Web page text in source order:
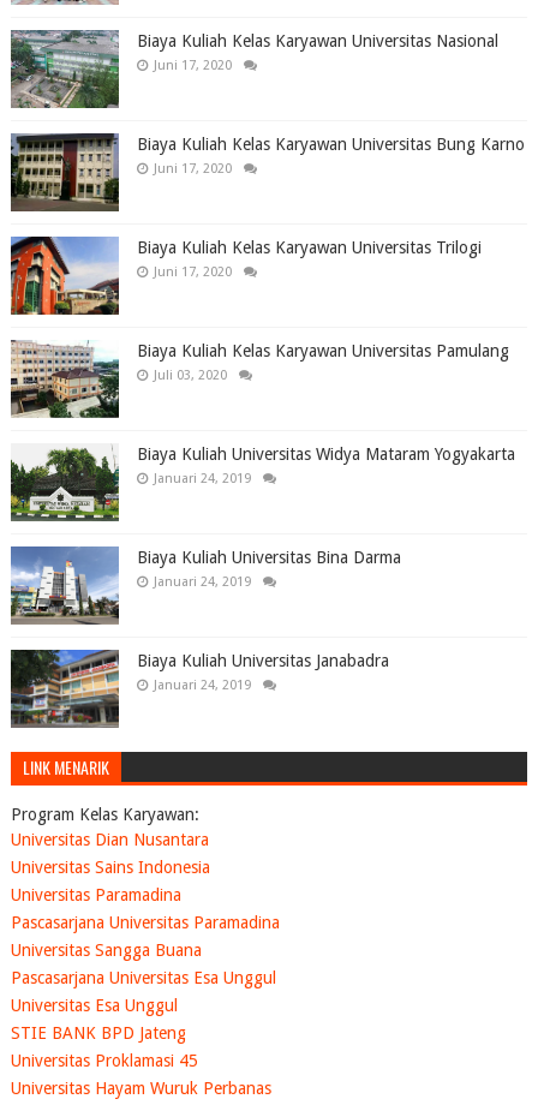
Biaya Kuliah Kelas Karyawan Universitas Nasional
Juni 17, 2020
Biaya Kuliah Kelas Karyawan Universitas Bung Karno
Juni 17, 2020
Biaya Kuliah Kelas Karyawan Universitas Trilogi
Juni 17, 2020
Biaya Kuliah Kelas Karyawan Universitas Pamulang
Juli 03, 2020
Biaya Kuliah Universitas Widya Mataram Yogyakarta
Januari 24, 2019
Biaya Kuliah Universitas Bina Darma
Januari 24, 2019
Biaya Kuliah Universitas Janabadra
Januari 24, 2019
LINK MENARIK
Program Kelas Karyawan:
Universitas Dian Nusantara
Universitas Sains Indonesia
Universitas Paramadina
Pascasarjana Universitas Paramadina
Universitas Sangga Buana
Pascasarjana Universitas Esa Unggul
Universitas Esa Unggul
STIE BANK BPD Jateng
Universitas Proklamasi 45
Universitas Hayam Wuruk Perbanas